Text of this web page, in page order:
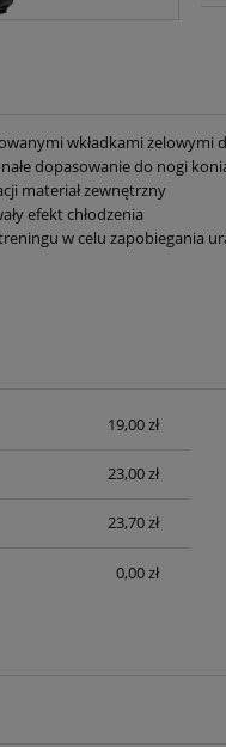
wkładkami żelowymi
dopasowanie do nogi
materiał zewnętrzny
efekt chłodzenia
w celu zapobiegania
kosztów19,00 zł
23,00 zł
23,70 zł
0,00 zł